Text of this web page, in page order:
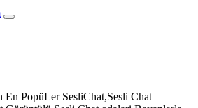
En PopüLer SesliChat,Sesli Chat